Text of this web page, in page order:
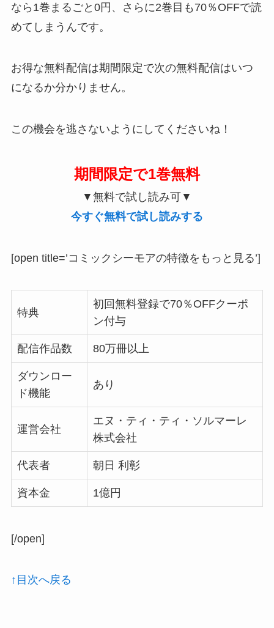
なら1巻まるごと0円、さらに2巻目も70％OFFで読
めてしまうんです。
お得な無料配信は期間限定で次の無料配信はいつ
になるか分かりません。
この機会を逃さないようにしてくださいね！
期間限定で1巻無料
▼無料で試し読み可▼
今すぐ無料で試し読みする
[open title=’コミックシーモアの特徴をもっと見る’]
特典
初回無料登録で70％OFFクーポ
ン付与
配信作品数 80万冊以上
ダウンロー
ド機能
あり
運営会社
エヌ・ティ・ティ・ソルマーレ
株式会社
代表者 朝日 利彰
資本金 1億円
[/open]
↑目次へ戻る